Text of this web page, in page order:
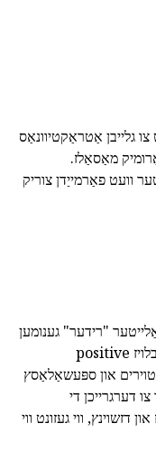
צו גלייבן אַטראַקטיוונאַס
מאַסאַלז.
וועט פאַרמייַדן צוריק
"רידער" גענומען
אַ פּלאַץ פון טריאַלס און טעסץ, וואָס געוויזן בלויז positive
און ספּעשאַלאַסץ
דערגרייכן די
ווי געזונט ווי